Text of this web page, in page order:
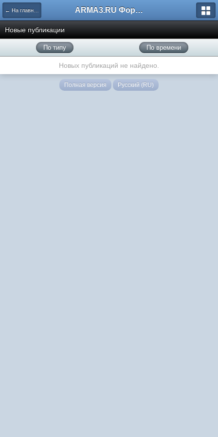
← На главную ARMA3.RU Форум
Новые публикации
По типу По времени
Новых публикаций не найдено.
Полная версия Русский (RU)